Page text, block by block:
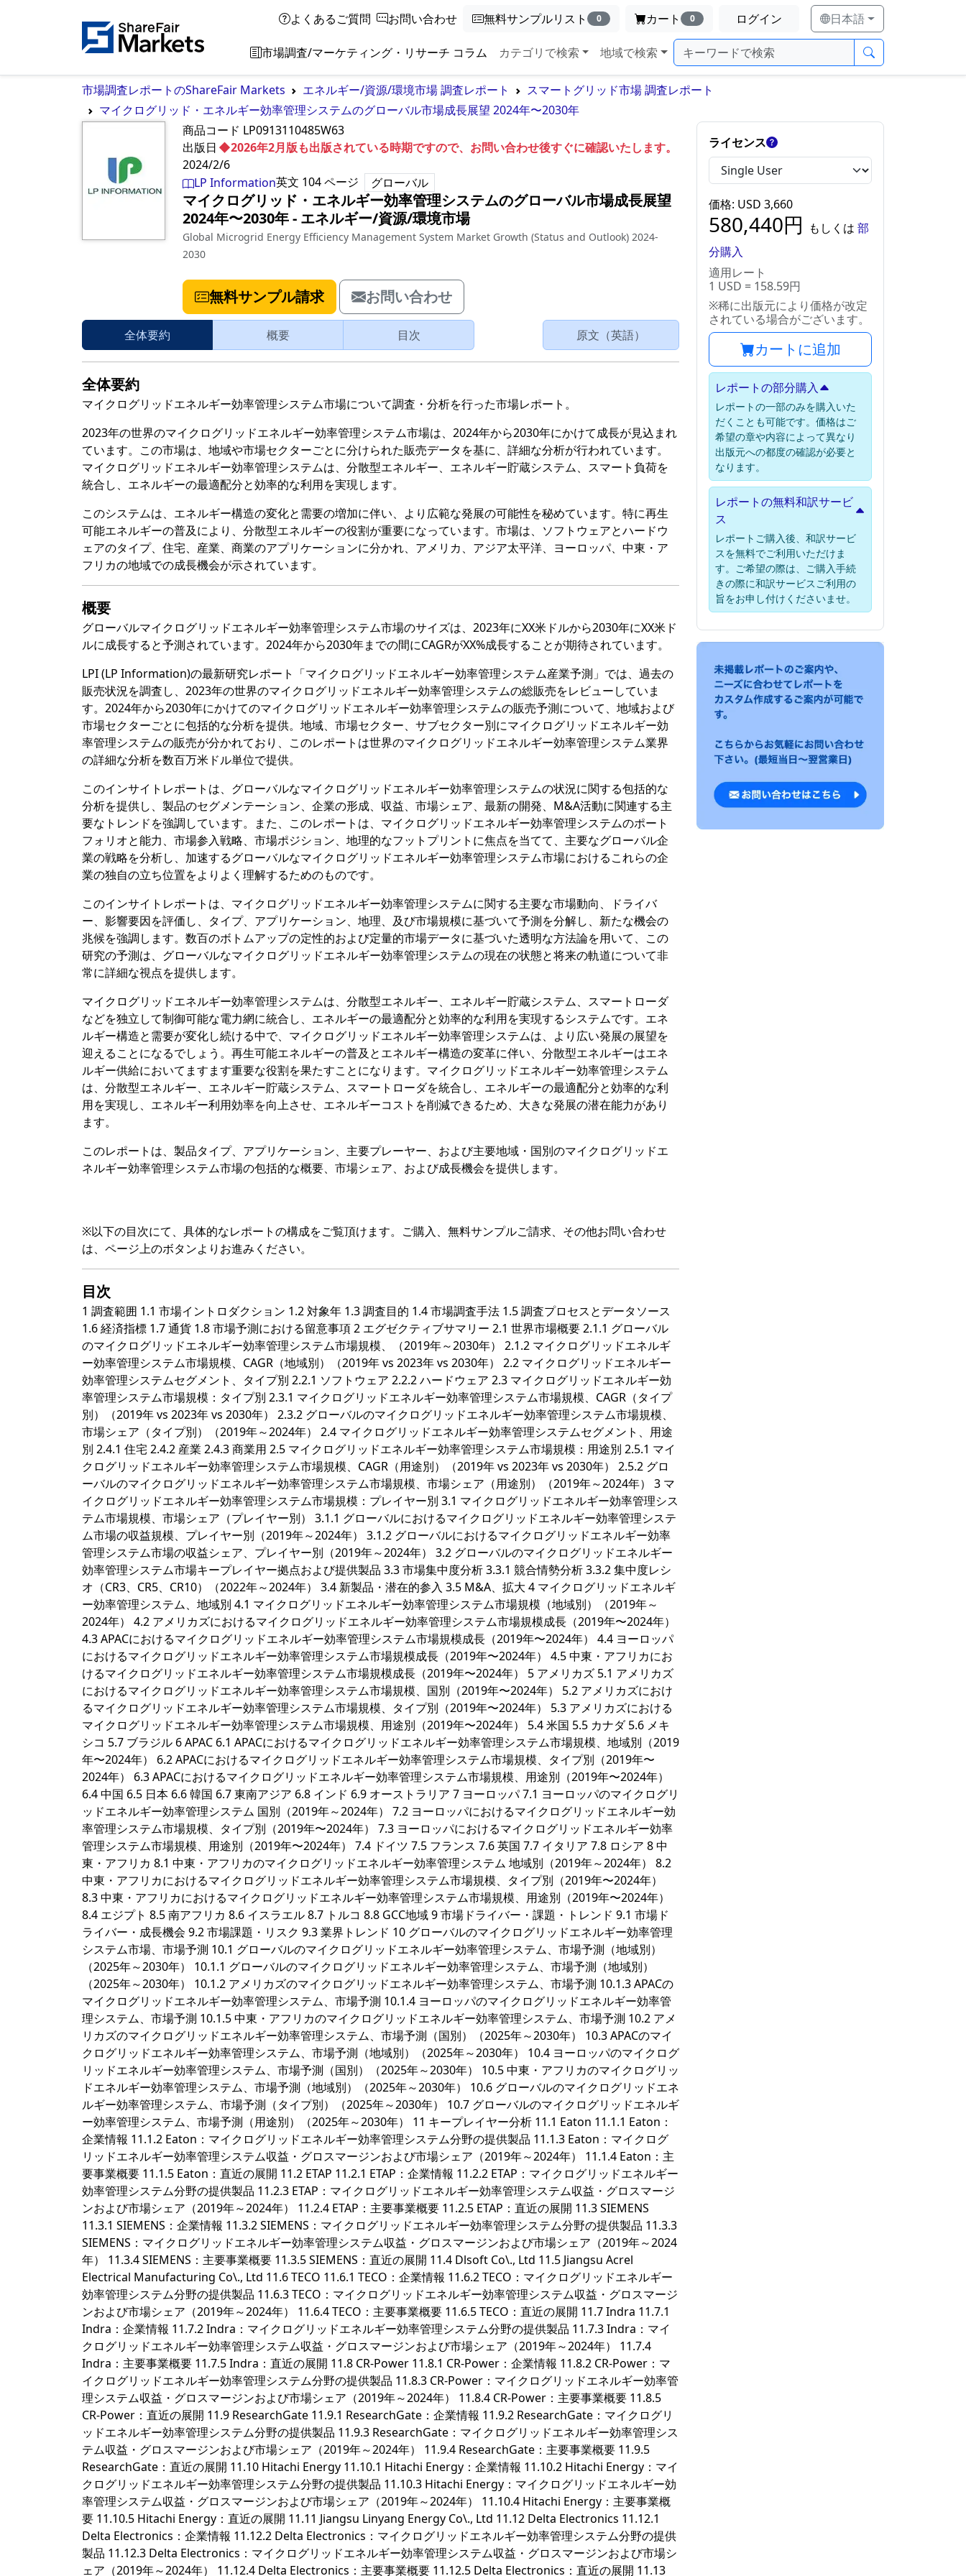
よくあるご質問 お問い合わせ 無料サンプルリスト 0 カート 0 ログイン 日本語
市場調査/マーケティング・リサーチ コラム カテゴリで検索 地域で検索
市場調査レポートのShareFair Markets エネルギー/資源/環境市場 調査レポート
スマートグリッド市場 調査レポート
マイクログリッド・エネルギー効率管理システムのグローバル市場成長展望 2024年〜2030年
商品コード LP0913110485W63
◆2026年2月版も出版されている時期ですので、お問い合わせ後すぐに確認いたします。
出版日
2024/2/6
LP Information英文 104ページ グローバル
マイクログリッド・エネルギー効率管理システムのグローバル市場成長展望
2024年〜2030年‐ エネルギー/資源/環境市場
Global Microgrid Energy Efficiency Management System Market Growth (Status and Outlook) 2024-
2030
無料サンプル請求 お問い合わせ
全体要約 概要 目次 原文（英語）
全体要約
マイクログリッドエネルギー効率管理システム市場について調査・分析を行った市場レポート。
2023年の世界のマイクログリッドエネルギー効率管理システム市場は、2024年から2030年にかけて成長が見込まれ
ています。この市場は、地域や市場セクターごとに分けられた販売データを基に、詳細な分析が行われています。
マイクログリッドエネルギー効率管理システムは、分散型エネルギー、エネルギー貯蔵システム、スマート負荷を
統合し、エネルギーの最適配分と効率的な利用を実現します。
このシステムは、エネルギー構造の変化と需要の増加に伴い、より広範な発展の可能性を秘めています。特に再生
可能エネルギーの普及により、分散型エネルギーの役割が重要になっています。市場は、ソフトウェアとハードウ
ェアのタイプ、住宅、産業、商業のアプリケーションに分かれ、アメリカ、アジア太平洋、ヨーロッパ、中東・ア
フリカの地域での成長機会が示されています。
概要
グローバルマイクログリッドエネルギー効率管理システム市場のサイズは、2023年にXX米ドルから2030年にXX米ド
ルに成長すると予測されています。2024年から2030年までの間にCAGRがXX%成長することが期待されています。
LPI (LP Information)の最新研究レポート「マイクログリッドエネルギー効率管理システム産業予測」では、過去の
販売状況を調査し、2023年の世界のマイクログリッドエネルギー効率管理システムの総販売をレビューしていま
す。2024年から2030年にかけてのマイクログリッドエネルギー効率管理システムの販売予測について、地域および
市場セクターごとに包括的な分析を提供。地域、市場セクター、サブセクター別にマイクログリッドエネルギー効
率管理システムの販売が分かれており、このレポートは世界のマイクログリッドエネルギー効率管理システム業界
の詳細な分析を数百万米ドル単位で提供。
このインサイトレポートは、グローバルなマイクログリッドエネルギー効率管理システムの状況に関する包括的な
分析を提供し、製品のセグメンテーション、企業の形成、収益、市場シェア、最新の開発、M&A活動に関連する主
要なトレンドを強調しています。また、このレポートは、マイクログリッドエネルギー効率管理システムのポート
フォリオと能力、市場参入戦略、市場ポジション、地理的なフットプリントに焦点を当てて、主要なグローバル企
業の戦略を分析し、加速するグローバルなマイクログリッドエネルギー効率管理システム市場におけるこれらの企
業の独自の立ち位置をよりよく理解するためのものです。
このインサイトレポートは、マイクログリッドエネルギー効率管理システムに関する主要な市場動向、ドライバ
ー、影響要因を評価し、タイプ、アプリケーション、地理、及び市場規模に基づいて予測を分解し、新たな機会の
兆候を強調します。数百のボトムアップの定性的および定量的市場データに基づいた透明な方法論を用いて、この
研究の予測は、グローバルなマイクログリッドエネルギー効率管理システムの現在の状態と将来の軌道について非
常に詳細な視点を提供します。
マイクログリッドエネルギー効率管理システムは、分散型エネルギー、エネルギー貯蔵システム、スマートローダ
などを独立して制御可能な電力網に統合し、エネルギーの最適配分と効率的な利用を実現するシステムです。エネ
ルギー構造と需要が変化し続ける中で、マイクログリッドエネルギー効率管理システムは、より広い発展の展望を
迎えることになるでしょう。再生可能エネルギーの普及とエネルギー構造の変革に伴い、分散型エネルギーはエネ
ルギー供給においてますます重要な役割を果たすことになります。マイクログリッドエネルギー効率管理システム
は、分散型エネルギー、エネルギー貯蔵システム、スマートローダを統合し、エネルギーの最適配分と効率的な利
用を実現し、エネルギー利用効率を向上させ、エネルギーコストを削減できるため、大きな発展の潜在能力があり
ます。
このレポートは、製品タイプ、アプリケーション、主要プレーヤー、および主要地域・国別のマイクログリッドエ
ネルギー効率管理システム市場の包括的な概要、市場シェア、および成長機会を提供します。
※以下の目次にて、具体的なレポートの構成をご覧頂けます。ご購入、無料サンプルご請求、その他お問い合わせ
は、ページ上のボタンよりお進みください。
目次
1 調査範囲 1.1 市場イントロダクション 1.2 対象年 1.3 調査目的 1.4 市場調査手法 1.5 調査プロセスとデータソース
1.6 経済指標 1.7 通貨 1.8 市場予測における留意事項 2 エグゼクティブサマリー 2.1 世界市場概要 2.1.1 グローバル
のマイクログリッドエネルギー効率管理システム市場規模、（2019年～2030年） 2.1.2 マイクログリッドエネルギ
ー効率管理システム市場規模、CAGR（地域別）（2019年 vs 2023年 vs 2030年） 2.2 マイクログリッドエネルギー
効率管理システムセグメント、タイプ別 2.2.1 ソフトウェア 2.2.2 ハードウェア 2.3 マイクログリッドエネルギー効
率管理システム市場規模：タイプ別 2.3.1 マイクログリッドエネルギー効率管理システム市場規模、CAGR（タイプ
別）（2019年 vs 2023年 vs 2030年） 2.3.2 グローバルのマイクログリッドエネルギー効率管理システム市場規模、
市場シェア（タイプ別）（2019年～2024年） 2.4 マイクログリッドエネルギー効率管理システムセグメント、用途
別 2.4.1 住宅 2.4.2 産業 2.4.3 商業用 2.5 マイクログリッドエネルギー効率管理システム市場規模：用途別 2.5.1 マイ
クログリッドエネルギー効率管理システム市場規模、CAGR（用途別）（2019年 vs 2023年 vs 2030年） 2.5.2 グロ
ーバルのマイクログリッドエネルギー効率管理システム市場規模、市場シェア（用途別）（2019年～2024年） 3 マ
イクログリッドエネルギー効率管理システム市場規模：プレイヤー別 3.1 マイクログリッドエネルギー効率管理シス
テム市場規模、市場シェア（プレイヤー別） 3.1.1 グローバルにおけるマイクログリッドエネルギー効率管理システ
ム市場の収益規模、プレイヤー別（2019年～2024年） 3.1.2 グローバルにおけるマイクログリッドエネルギー効率
管理システム市場の収益シェア、プレイヤー別（2019年～2024年） 3.2 グローバルのマイクログリッドエネルギー
効率管理システム市場キープレイヤー拠点および提供製品 3.3 市場集中度分析 3.3.1 競合情勢分析 3.3.2 集中度レシ
オ（CR3、CR5、CR10）（2022年～2024年） 3.4 新製品・潜在的参入 3.5 M&A、拡大 4 マイクログリッドエネルギ
ー効率管理システム、地域別 4.1 マイクログリッドエネルギー効率管理システム市場規模（地域別）（2019年～
2024年） 4.2 アメリカズにおけるマイクログリッドエネルギー効率管理システム市場規模成長（2019年〜2024年）
4.3 APACにおけるマイクログリッドエネルギー効率管理システム市場規模成長（2019年〜2024年） 4.4 ヨーロッパ
におけるマイクログリッドエネルギー効率管理システム市場規模成長（2019年〜2024年） 4.5 中東・アフリカにお
けるマイクログリッドエネルギー効率管理システム市場規模成長（2019年〜2024年） 5 アメリカズ 5.1 アメリカズ
におけるマイクログリッドエネルギー効率管理システム市場規模、国別（2019年〜2024年） 5.2 アメリカズにおけ
るマイクログリッドエネルギー効率管理システム市場規模、タイプ別（2019年〜2024年） 5.3 アメリカズにおける
マイクログリッドエネルギー効率管理システム市場規模、用途別（2019年〜2024年） 5.4 米国 5.5 カナダ 5.6 メキ
シコ 5.7 ブラジル 6 APAC 6.1 APACにおけるマイクログリッドエネルギー効率管理システム市場規模、地域別（2019
年〜2024年） 6.2 APACにおけるマイクログリッドエネルギー効率管理システム市場規模、タイプ別（2019年〜
2024年） 6.3 APACにおけるマイクログリッドエネルギー効率管理システム市場規模、用途別（2019年〜2024年）
6.4 中国 6.5 日本 6.6 韓国 6.7 東南アジア 6.8 インド 6.9 オーストラリア 7 ヨーロッパ 7.1 ヨーロッパのマイクログリ
ッドエネルギー効率管理システム 国別（2019年～2024年） 7.2 ヨーロッパにおけるマイクログリッドエネルギー効
率管理システム市場規模、タイプ別（2019年〜2024年） 7.3 ヨーロッパにおけるマイクログリッドエネルギー効率
管理システム市場規模、用途別（2019年〜2024年） 7.4 ドイツ 7.5 フランス 7.6 英国 7.7 イタリア 7.8 ロシア 8 中
東・アフリカ 8.1 中東・アフリカのマイクログリッドエネルギー効率管理システム 地域別（2019年～2024年） 8.2
中東・アフリカにおけるマイクログリッドエネルギー効率管理システム市場規模、タイプ別（2019年〜2024年）
8.3 中東・アフリカにおけるマイクログリッドエネルギー効率管理システム市場規模、用途別（2019年〜2024年）
8.4 エジプト 8.5 南アフリカ 8.6 イスラエル 8.7 トルコ 8.8 GCC地域 9 市場ドライバー・課題・トレンド 9.1 市場ド
ライバー・成長機会 9.2 市場課題・リスク 9.3 業界トレンド 10 グローバルのマイクログリッドエネルギー効率管理
システム市場、市場予測 10.1 グローバルのマイクログリッドエネルギー効率管理システム、市場予測（地域別）
（2025年～2030年） 10.1.1 グローバルのマイクログリッドエネルギー効率管理システム、市場予測（地域別）
（2025年～2030年） 10.1.2 アメリカズのマイクログリッドエネルギー効率管理システム、市場予測 10.1.3 APACの
マイクログリッドエネルギー効率管理システム、市場予測 10.1.4 ヨーロッパのマイクログリッドエネルギー効率管
理システム、市場予測 10.1.5 中東・アフリカのマイクログリッドエネルギー効率管理システム、市場予測 10.2 アメ
リカズのマイクログリッドエネルギー効率管理システム、市場予測（国別）（2025年～2030年） 10.3 APACのマイ
クログリッドエネルギー効率管理システム、市場予測（地域別）（2025年～2030年） 10.4 ヨーロッパのマイクログ
リッドエネルギー効率管理システム、市場予測（国別）（2025年～2030年） 10.5 中東・アフリカのマイクログリッ
ドエネルギー効率管理システム、市場予測（地域別）（2025年～2030年） 10.6 グローバルのマイクログリッドエネ
ルギー効率管理システム、市場予測（タイプ別）（2025年～2030年） 10.7 グローバルのマイクログリッドエネルギ
ー効率管理システム、市場予測（用途別）（2025年～2030年） 11 キープレイヤー分析 11.1 Eaton 11.1.1 Eaton：
企業情報 11.1.2 Eaton：マイクログリッドエネルギー効率管理システム分野の提供製品 11.1.3 Eaton：マイクログ
リッドエネルギー効率管理システム収益・グロスマージンおよび市場シェア（2019年～2024年） 11.1.4 Eaton：主
要事業概要 11.1.5 Eaton：直近の展開 11.2 ETAP 11.2.1 ETAP：企業情報 11.2.2 ETAP：マイクログリッドエネルギー
効率管理システム分野の提供製品 11.2.3 ETAP：マイクログリッドエネルギー効率管理システム収益・グロスマージ
ンおよび市場シェア（2019年～2024年） 11.2.4 ETAP：主要事業概要 11.2.5 ETAP：直近の展開 11.3 SIEMENS
11.3.1 SIEMENS：企業情報 11.3.2 SIEMENS：マイクログリッドエネルギー効率管理システム分野の提供製品 11.3.3
SIEMENS：マイクログリッドエネルギー効率管理システム収益・グロスマージンおよび市場シェア（2019年～2024
年） 11.3.4 SIEMENS：主要事業概要 11.3.5 SIEMENS：直近の展開 11.4 Dlsoft Co\., Ltd 11.5 Jiangsu Acrel
Electrical Manufacturing Co\., Ltd 11.6 TECO 11.6.1 TECO：企業情報 11.6.2 TECO：マイクログリッドエネルギー
効率管理システム分野の提供製品 11.6.3 TECO：マイクログリッドエネルギー効率管理システム収益・グロスマージ
ンおよび市場シェア（2019年～2024年） 11.6.4 TECO：主要事業概要 11.6.5 TECO：直近の展開 11.7 Indra 11.7.1
Indra：企業情報 11.7.2 Indra：マイクログリッドエネルギー効率管理システム分野の提供製品 11.7.3 Indra：マイ
クログリッドエネルギー効率管理システム収益・グロスマージンおよび市場シェア（2019年～2024年） 11.7.4
Indra：主要事業概要 11.7.5 Indra：直近の展開 11.8 CR-Power 11.8.1 CR-Power：企業情報 11.8.2 CR-Power：マ
イクログリッドエネルギー効率管理システム分野の提供製品 11.8.3 CR-Power：マイクログリッドエネルギー効率管
理システム収益・グロスマージンおよび市場シェア（2019年～2024年） 11.8.4 CR-Power：主要事業概要 11.8.5
CR-Power：直近の展開 11.9 ResearchGate 11.9.1 ResearchGate：企業情報 11.9.2 ResearchGate：マイクログリ
ッドエネルギー効率管理システム分野の提供製品 11.9.3 ResearchGate：マイクログリッドエネルギー効率管理シス
テム収益・グロスマージンおよび市場シェア（2019年～2024年） 11.9.4 ResearchGate：主要事業概要 11.9.5
ResearchGate：直近の展開 11.10 Hitachi Energy 11.10.1 Hitachi Energy：企業情報 11.10.2 Hitachi Energy：マイ
クログリッドエネルギー効率管理システム分野の提供製品 11.10.3 Hitachi Energy：マイクログリッドエネルギー効
率管理システム収益・グロスマージンおよび市場シェア（2019年～2024年） 11.10.4 Hitachi Energy：主要事業概
要 11.10.5 Hitachi Energy：直近の展開 11.11 Jiangsu Linyang Energy Co\., Ltd 11.12 Delta Electronics 11.12.1
Delta Electronics：企業情報 11.12.2 Delta Electronics：マイクログリッドエネルギー効率管理システム分野の提供
製品 11.12.3 Delta Electronics：マイクログリッドエネルギー効率管理システム収益・グロスマージンおよび市場シ
ェア（2019年～2024年） 11.12.4 Delta Electronics：主要事業概要 11.12.5 Delta Electronics：直近の展開 11.13
ライセンス
価格: USD 3,660
580,440円 もしくは 部
分購入
適用レート
1 USD = 158.59円
※稀に出版元により価格が改定
されている場合がございます。
カートに追加
レポートの部分購入
レポートの一部のみを購入いた
だくことも可能です。価格はご
希望の章や内容によって異なり
出版元への都度の確認が必要と
なります。
レポートの無料和訳サービ
ス
レポートご購入後、和訳サービ
スを無料でご利用いただけま
す。ご希望の際は、ご購入手続
きの際に和訳サービスご利用の
旨をお申し付けくださいませ。